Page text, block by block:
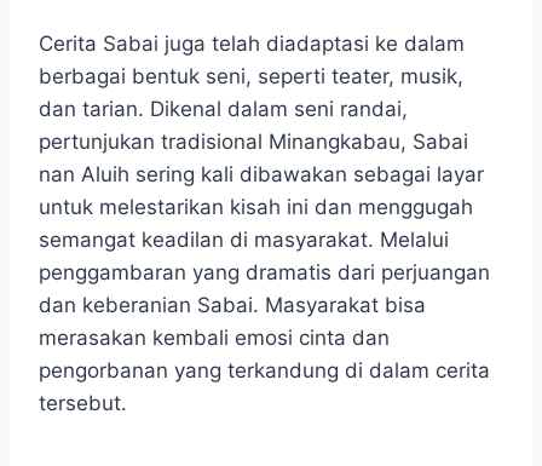
Cerita Sabai juga telah diadaptasi ke dalam
berbagai bentuk seni, seperti teater, musik,
dan tarian. Dikenal dalam seni randai,
pertunjukan tradisional Minangkabau, Sabai
nan Aluih sering kali dibawakan sebagai layar
untuk melestarikan kisah ini dan menggugah
semangat keadilan di masyarakat. Melalui
penggambaran yang dramatis dari perjuangan
dan keberanian Sabai. Masyarakat bisa
merasakan kembali emosi cinta dan
pengorbanan yang terkandung di dalam cerita
tersebut.